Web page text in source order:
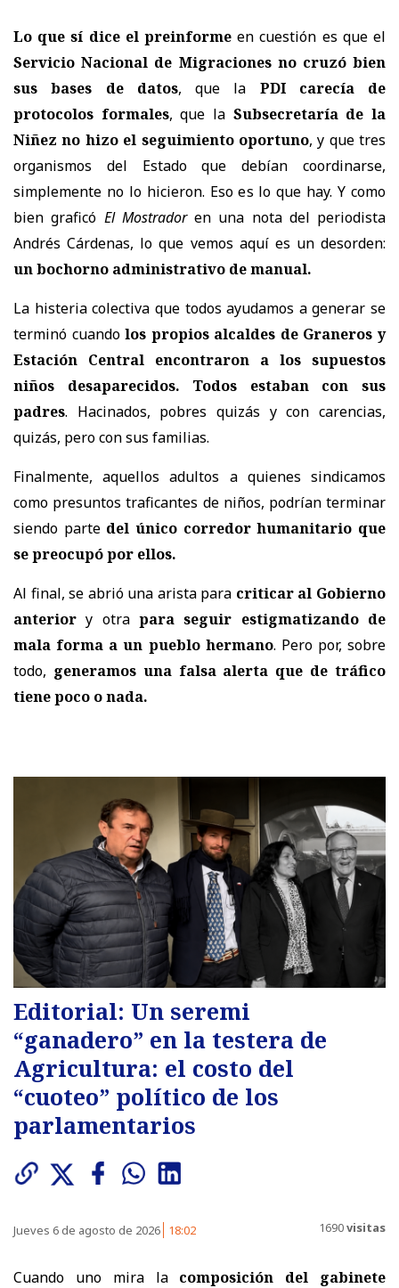
Lo que sí dice el preinforme en cuestión es que el
Servicio Nacional de Migraciones no cruzó bien
sus bases de datos, que la PDI carecía de
protocolos formales, que la Subsecretaría de la
Niñez no hizo el seguimiento oportuno, y que tres
organismos del Estado que debían coordinarse,
simplemente no lo hicieron. Eso es lo que hay. Y como
bien graficó El Mostradoren una nota del periodista
Andrés Cárdenas, lo que vemos aquí es un desorden:
un bochorno administrativo de manual.
La histeria colectiva que todos ayudamos a generar se
terminó cuandolos propios alcaldes de Graneros y
Estación Central encontraron a los supuestos
niños desaparecidos.
Todos estaban con sus
padres. Hacinados, pobres quizás y con carencias,
quizás, pero con sus familias.
Finalmente, aquellos adultos a quienes sindicamos
como presuntos traficantes de niños, podrían terminar
siendo parte del único corredor humanitario que
se preocupó por ellos.
Al final, se abrió una arista para criticar al Gobierno
anterior y otra para seguir estigmatizando de
mala forma a un pueblo hermano. Pero por, sobre
todo, generamos una falsa alerta que de tráfico
tiene poco o nada.
Editorial: Un seremi
“ganadero” en la testera de
Agricultura: el costo del
“cuoteo” político de los
parlamentarios
Jueves 6 de agosto de 2026 18:02 1690visitas
Cuando uno mira la composición del gabinete